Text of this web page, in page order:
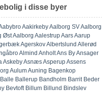
i disse byer
AakirkebyAalborg SVAalborg
ØstAalborg AalestrupAarsAarup
AgerskovAlbertslund Allerød
Almind AnholtAns ByAnsager
AskebyAsnæsAsperupAssens
AulumAuning Bagenkop
Balle Ballerup Bandholm Barrit Beder
Bevtoft Billum Billund Bindslev